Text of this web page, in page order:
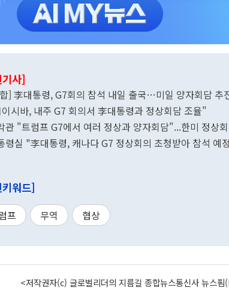
사]
] 李대통령, G7회의 참석 내일 출국…미일 양자회담 추
시바, 내주 G7 회의서 李대통령과 정상회담 조율"
백악관 "트럼프 G7에서 여러 정상과 양자회담"...한미 정
령실 "李대통령, 캐나다 G7 정상회의 초청받아 참석 예
워드]
프 무역 협상
<저작권자(c) 글로벌리더의 지름길 종합뉴스통신사 뉴스